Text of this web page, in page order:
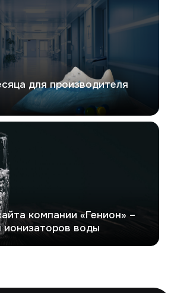
для производителя
компании «Генион» –
ионизаторов воды